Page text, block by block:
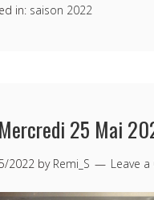
in: saison 2022
25 Mai
2022 by Remi_S Leave